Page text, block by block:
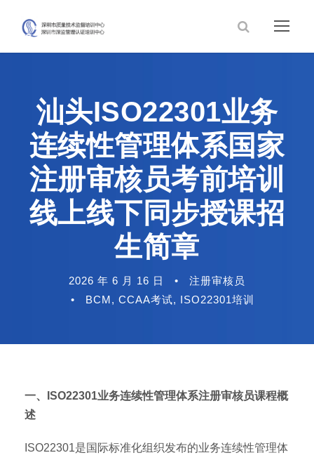
汕头ISO22301业务
连续性管理体系国家
注册审核员考前培训
线上线下同步授课招
生简章
2026 年 6 月 16 日 •
注册审核员
•
BCM, CCAA考试, ISO22301培训
一、ISO22301业务连续性管理体系注册审核员课程概
述
ISO22301是国际标准化组织发布的业务连续性管理体